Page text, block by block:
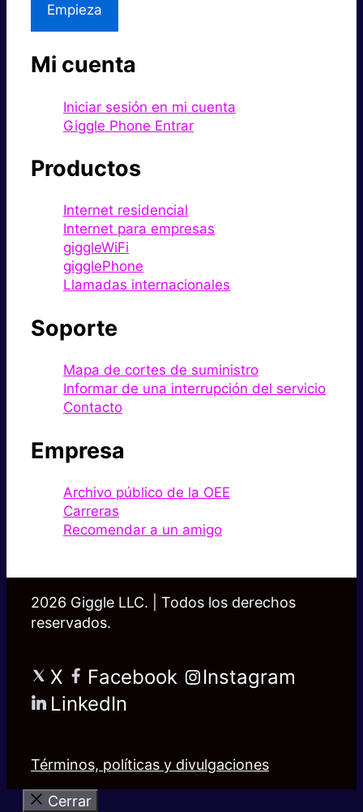
Empieza
Mi cuenta
Iniciar sesión en mi cuenta
Giggle Phone Entrar
Productos
Internet residencial
Internet para empresas
giggleWiFi
gigglePhone
Llamadas internacionales
Soporte
Mapa de cortes de suministro
Informar de una interrupción del servicio
Contacto
Empresa
Archivo público de la OEE
Carreras
Recomendar a un amigo
2026 Giggle LLC. | Todos los derechos
reservados.
X Facebook
Instagram
LinkedIn
Términos, políticas y divulgaciones
Cerrar